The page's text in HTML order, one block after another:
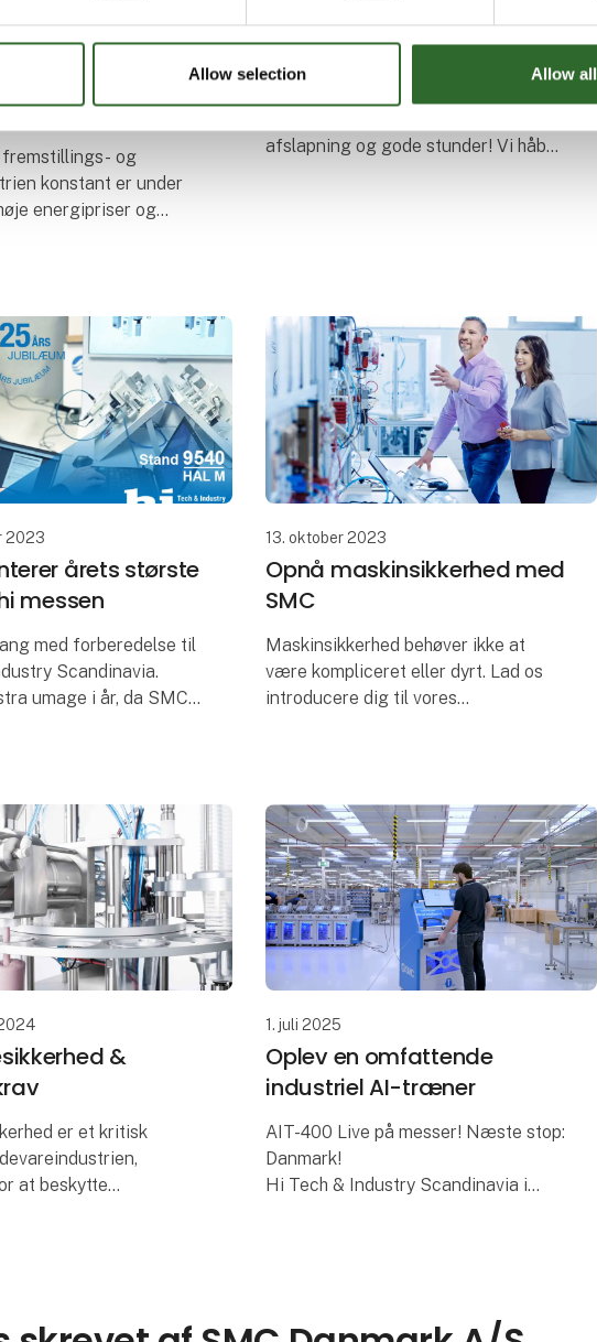
Allow selection Allow all
til at
fremstillings- og
konstant er under
energipriser og
SMC Danmark ønsker alle
en fantastisk sommer
afslapning og gode stunder! Vi håber,
2023
årets største
messen
med forberedelse til
Scandinavia.
umage i år, da SMC
andet vo
13. oktober 2023
Opnå maskinsikkerhed med
SMC
Maskinsikkerhed behøver ikke at
være kompliceret eller dyrt. Lad os
introducere dig til vores
&
er et kritisk
at beskytte
1. juli 2025
Oplev en omfattende
industriel AI-træner
AIT-400 Live på messer! Næste stop:
Danmark!
Hi Tech & Industry Scandinavia i
⇢ Kunstigt syn – Identificér objekter.